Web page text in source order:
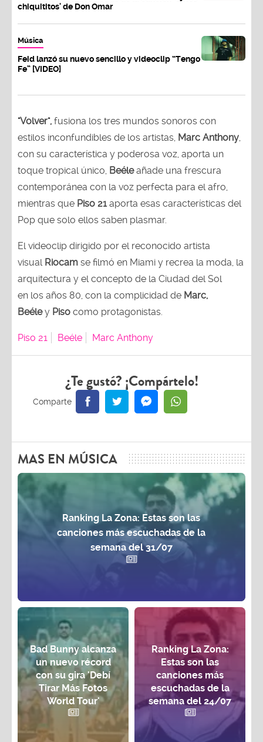
chiquititos' de Don Omar
Música
Feid lanzó su nuevo sencillo y videoclip “Tengo
Fe” [VIDEO]
"Volver", fusiona los tres mundos sonoros con
estilos inconfundibles de los artistas, Marc Anthony
con su característica y poderosa voz, aporta un
toque tropical único, Beéleañade una frescura
contemporánea con la voz perfecta para el afro,
mientras que Piso 21 aporta esas características del
Pop que solo ellos saben plasmar.
El videoclip dirigido por el reconocido artista
visual Riocam se filmó en Miami y recrea la moda, la
arquitectura y el concepto de la Ciudad del Sol
en los años 80, con la complicidad de Marc,
Beéley Piso como protagonistas.
Piso 21 Beéle Marc Anthony
¿Te gustó? ¡Compártelo!
MAS EN MÚSICA
Ranking La Zona: Estas son las
canciones más escuchadas de la
semana del 31/07
Bad Bunny alcanza
un nuevo récord
con su gira 'Debí
Tirar Más Fotos
World Tour'
Ranking La Zona:
Estas son las
canciones más
escuchadas de la
semana del 24/07